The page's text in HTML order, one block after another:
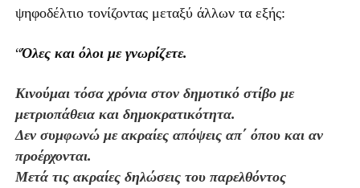
ψηφοδέλτιο τονίζοντας μεταξύ άλλων τα εξής:
“Όλες και όλοι με γνωρίζετε.
Κινούμαι τόσα χρόνια στον δημοτικό στίβο με
μετριοπάθεια και δημοκρατικότητα.
Δεν συμφωνώ με ακραίες απόψεις απ΄ όπου και αν
προέρχονται.
Μετά τις ακραίες δηλώσεις του παρελθόντος